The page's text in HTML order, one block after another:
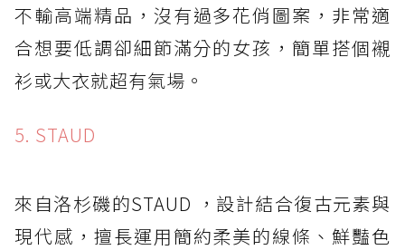
不輸高端精品，沒有過多花俏圖案，非常適
合想要低調卻細節滿分的女孩，簡單搭個襯
衫或大衣就超有氣場。
5. STAUD
來自洛杉磯的STAUD ，設計結合復古元素與
現代感，擅長運用簡約柔美的線條、鮮豔色